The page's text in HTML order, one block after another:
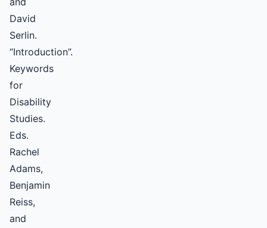
David
Serlin.
“Introduction”.
Keywords
for
Disability
Studies.
Eds.
Rachel
Adams,
Benjamin
Reiss,
and